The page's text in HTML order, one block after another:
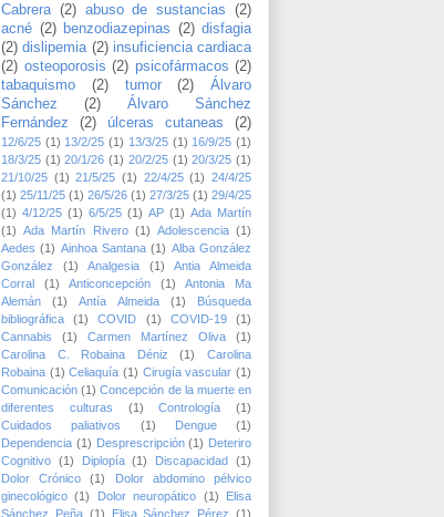
Cabrera (2) abuso de sustancias
(2)
acné (2) benzodiazepinas (2) disfagia
(2) dislipemia (2) insuficiencia cardiaca
(2) osteoporosis (2) psicofármacos (2)
tabaquismo
(2) tumor (2)
Álvaro
Sánchez
(2)
Álvaro Sánchez
Fernández
(2) úlceras cutaneas (2)
12/6/25 (1) 13/2/25 (1) 13/3/25 (1) 16/9/25 (1)
18/3/25 (1) 20/1/26 (1) 20/2/25 (1) 20/3/25 (1)
21/10/25 (1) 21/5/25 (1) 22/4/25 (1) 24/4/25
(1) 25/11/25 (1) 26/5/26 (1) 27/3/25 (1) 29/4/25
(1) 4/12/25 (1) 6/5/25 (1) AP (1) Ada Martín
(1) Ada Martín Rivero (1) Adolescencia (1)
Aedes (1) Ainhoa Santana (1) Alba González
González
(1) Analgesia (1)
Antia Almeida
Corral
(1) Anticoncepción (1)
Antonia Ma
Alemán
(1) Antía Almeida (1)
Búsqueda
bibliográfica
(1) COVID (1) COVID-19
(1)
Cannabis
(1) Carmen Martínez Oliva
(1)
Carolina C. Robaina Déniz
(1)
Carolina
Robaina (1) Celiaquía (1) Cirugía vascular (1)
Comunicación (1) Concepción de la muerte en
diferentes culturas
(1) Contrología
(1)
Cuidados paliativos
(1) Dengue
(1)
Dependencia (1) Desprescripción (1) Deteriro
Cognitivo (1) Diplopía (1) Discapacidad (1)
Dolor Crónico
(1)
Dolor abdomino pélvico
ginecológico (1) Dolor neuropático (1)
Elisa
Sánchez Peña (1) Elisa Sánchez Pérez (1)